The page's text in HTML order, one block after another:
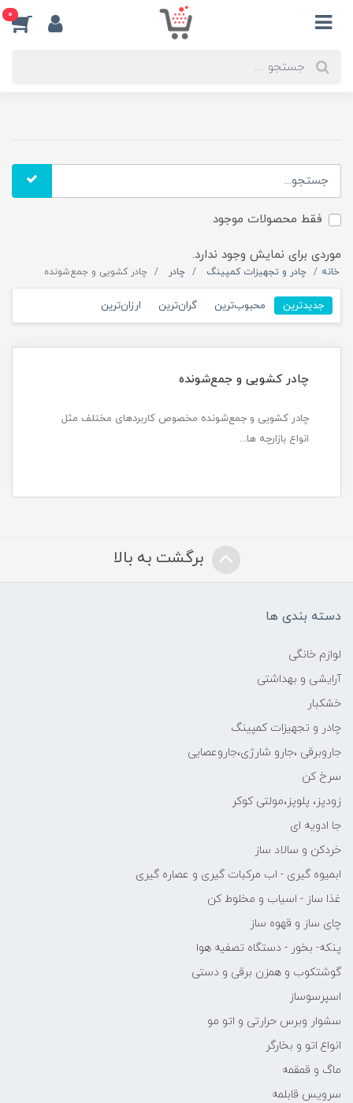
0
فقط محصولات موجود
موردی برای نمایش وجود ندارد.
خانه چادر و تجهیزات کمپینگ چادر چادر کشویی و جمع‌شونده
جدیدترین محبوب‌ترین گران‌ترین ارزان‌ترین
چادر کشویی و جمع‌شونده
چادر کشویی و جمع‌شونده مخصوص کاربردهای مختلف مثل
انواع بازارچه ها...
برگشت به بالا
دسته بندی ها
لوازم خانگی
آرایشی و بهداشتی
خشکبار
چادر و تجهیزات کمپینگ
جاروبرقی ،جارو شارژی،جاروعصایی
سرخ کن
زودپز، پلوپز،مولتی کوکر
جا ادویه ای
خردکن و سالاد ساز
ابمیوه گیری - اب مرکبات گیری و عصاره گیری
غذا ساز - اسیاب و مخلوط کن
چای ساز و قهوه ساز
پنکه- بخور - دستگاه تصفیه هوا
گوشتکوب و همزن برقی و دستی
اسپرسوساز
سشوار وبرس حرارتی و اتو مو
انواع اتو و بخارگر
ماگ و قمقمه
سرویس قابلمه